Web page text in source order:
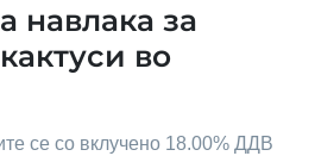
навлака за
во
се со вклучено 18.00% ДДВ